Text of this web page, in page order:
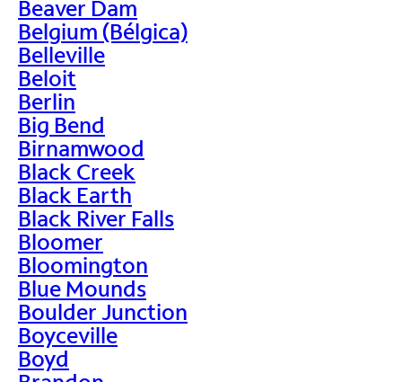
Beaver Dam
Belgium (Bélgica)
Belleville
Beloit
Berlin
Big Bend
Birnamwood
Black Creek
Black Earth
Black River Falls
Bloomer
Bloomington
Blue Mounds
Boulder Junction
Boyceville
Boyd